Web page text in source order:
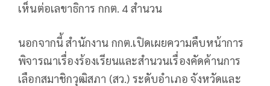
เห็นต่อเลขาธิการ กกต. 4 สำนวน
นอกจากนี้ สำนักงาน กกต.เปิดเผยความคืบหน้าการ
พิจารณาเรื่องร้องเรียนและสำนวนเรื่องคัดค้านการ
เลือกสมาชิกวุฒิสภา (สว.) ระดับอำเภอ จังหวัดและ